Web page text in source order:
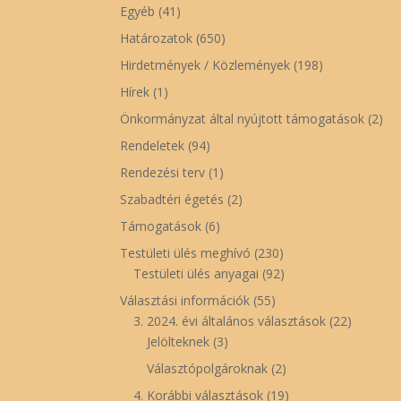
Egyéb (41)
Határozatok (650)
Hirdetmények / Közlemények (198)
Hírek (1)
Önkormányzat által nyújtott támogatások (2)
Rendeletek (94)
Rendezési terv (1)
Szabadtéri égetés (2)
Támogatások (6)
Testületi ülés meghívó (230)
Testületi ülés anyagai (92)
Választási információk (55)
3. 2024. évi általános választások (22)
Jelölteknek (3)
Választópolgároknak (2)
4. Korábbi választások (19)